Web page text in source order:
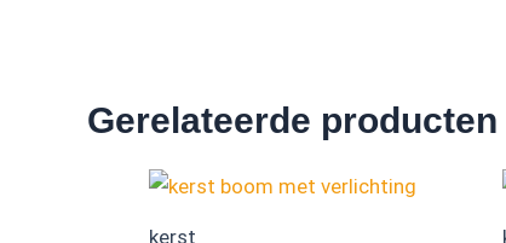
Gerelateerde producten
kerst